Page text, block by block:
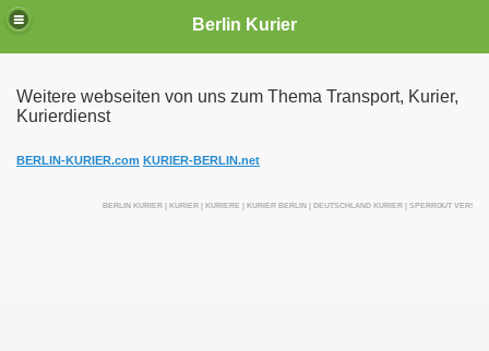
Berlin Kurier
Weitere webseiten von uns zum Thema Transport, Kurier,
Kurierdienst
BERLIN-KURIER.com KURIER-BERLIN.net
BERLIN KURIER | KURIER | KURIERE | KURIER BERLIN | DEUTSCHLAND KURIER | SPERRGUT